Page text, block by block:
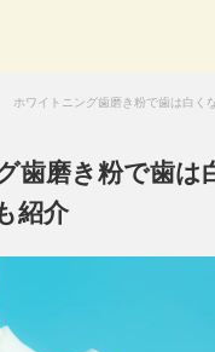
ホワイトニング歯磨き粉で歯は白く
歯磨き粉で歯は
紹介